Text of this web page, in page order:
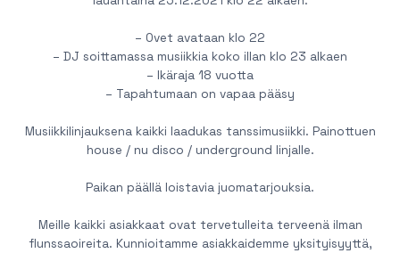
– Ovet avataan klo 22
– DJ soittamassa musiikkia koko illan klo 23 alkaen
– Ikäraja 18 vuotta
– Tapahtumaan on vapaa pääsy
Musiikkilinjauksena kaikki laadukas tanssimusiikki. Painottuen
house / nu disco / underground linjalle.
Paikan päällä loistavia juomatarjouksia.
Meille kaikki asiakkaat ovat tervetulleita terveenä ilman
flunssaoireita. Kunnioitamme asiakkaidemme yksityisyyttä,